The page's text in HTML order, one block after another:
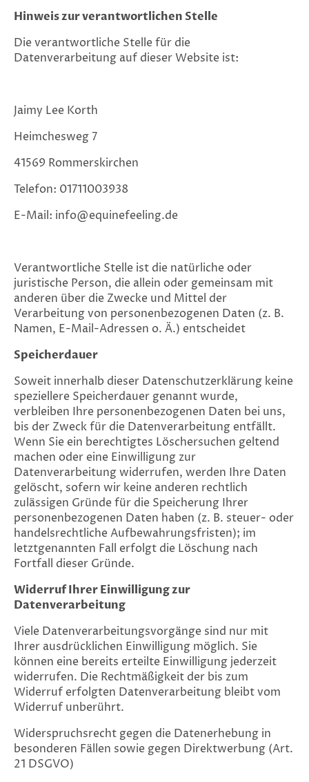
Hinweis zur verantwortlichen Stelle
Die verantwortliche Stelle für die
Datenverarbeitung auf dieser Website ist:
Jaimy Lee Korth
Heimchesweg 7
41569 Rommerskirchen
Telefon: 01711003938
E-Mail: info@equinefeeling.de
Verantwortliche Stelle ist die natürliche oder
juristische Person, die allein oder gemeinsam mit
anderen über die Zwecke und Mittel der
Verarbeitung von personenbezogenen Daten (z. B.
Namen, E-Mail-Adressen o. Ä.) entscheidet
Speicherdauer
Soweit innerhalb dieser Datenschutzerklärung keine
speziellere Speicherdauer genannt wurde,
verbleiben Ihre personenbezogenen Daten bei uns,
bis der Zweck für die Datenverarbeitung entfällt.
Wenn Sie ein berechtigtes Löschersuchen geltend
machen oder eine Einwilligung zur
Datenverarbeitung widerrufen, werden Ihre Daten
gelöscht, sofern wir keine anderen rechtlich
zulässigen Gründe für die Speicherung Ihrer
personenbezogenen Daten haben (z. B. steuer- oder
handelsrechtliche Aufbewahrungsfristen); im
letztgenannten Fall erfolgt die Löschung nach
Fortfall dieser Gründe.
Widerruf Ihrer Einwilligung zur
Datenverarbeitung
Viele Datenverarbeitungsvorgänge sind nur mit
Ihrer ausdrücklichen Einwilligung möglich. Sie
können eine bereits erteilte Einwilligung jederzeit
widerrufen. Die Rechtmäßigkeit der bis zum
Widerruf erfolgten Datenverarbeitung bleibt vom
Widerruf unberührt.
Widerspruchsrecht gegen die Datenerhebung in
besonderen Fällen sowie gegen Direktwerbung (Art.
21 DSGVO)